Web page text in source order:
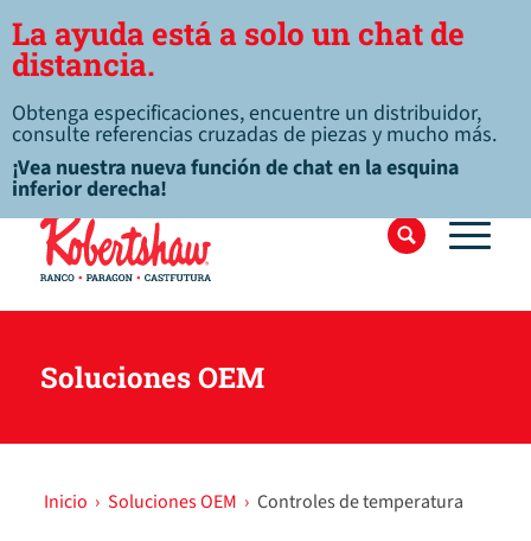
La ayuda está a solo un chat de
distancia.
Obtenga especificaciones, encuentre un distribuidor,
consulte referencias cruzadas de piezas y mucho más.
¡Vea nuestra nueva función de chat en la esquina
inferior derecha!
Soluciones OEM
Inicio › Soluciones OEM › Controles de temperatura